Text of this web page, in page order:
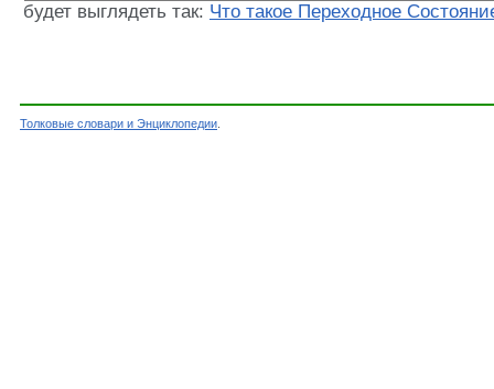
будет выглядеть так: Что такое Переходное
Толковые словари и Энциклопедии